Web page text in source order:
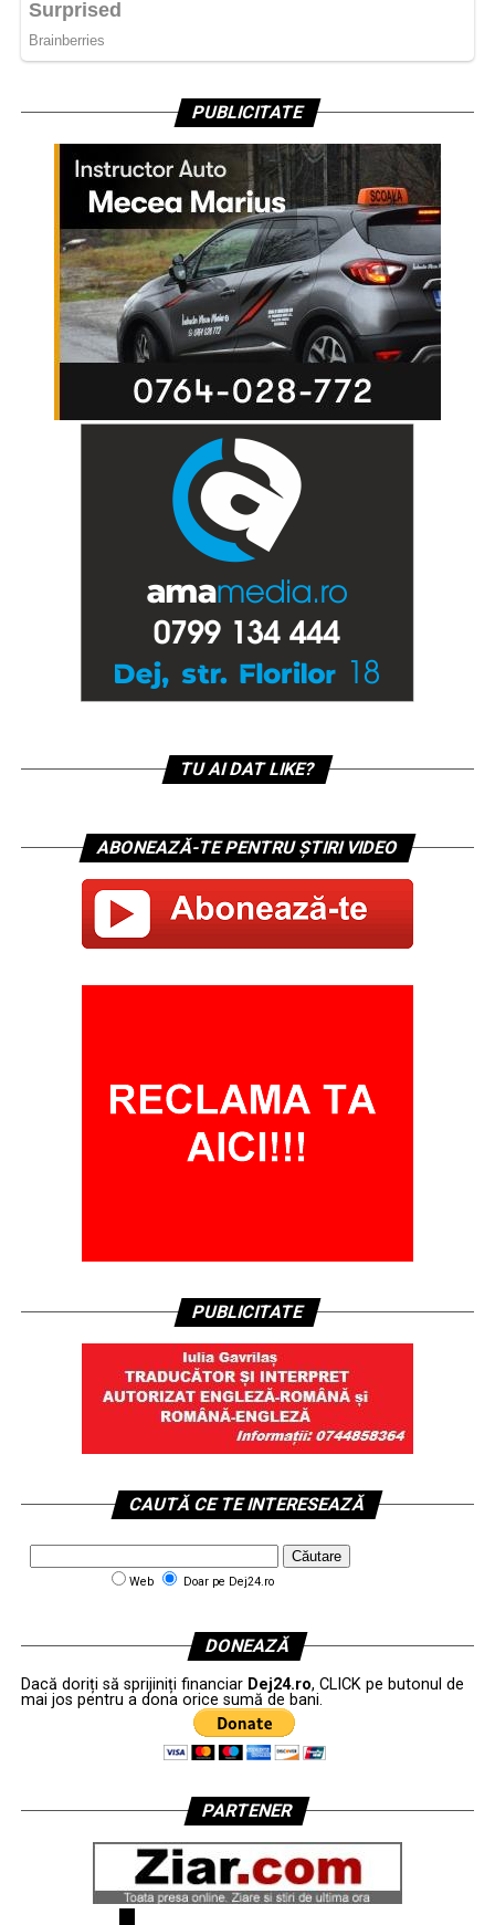
PUBLICITATE
TU AI DAT LIKE?
ABONEAZĂ-TE PENTRU ȘTIRI VIDEO
PUBLICITATE
CAUTĂ CE TE INTERESEAZĂ
Web Doar pe Dej24.ro
DONEAZĂ
Dacă doriți să sprijiniți financiar Dej24.ro, CLICK pe butonul de
mai jos pentru a dona orice sumă de bani.
PARTENER